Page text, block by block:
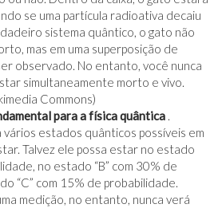
se uma partícula radioativa decaiu
sistema quântico, o gato não
mas em uma superposição de
observado. No entanto, você nunca
simultaneamente morto e vivo.
Commons)
para a física quântica .
estados quânticos possíveis em
Talvez ele possa estar no estado
no estado “B” com 30% de
“C” com 15% de probabilidade.
medição, no entanto, nunca verá